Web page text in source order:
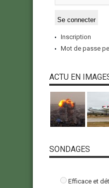
Inscription
Mot de passe
ACTU EN
SONDAGES
Efficace et